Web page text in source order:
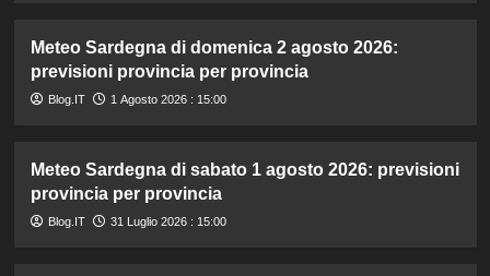
Meteo Sardegna di domenica 2 agosto 2026:
previsioni provincia per provincia
Blog.IT 1 Agosto 2026 : 15:00
Meteo Sardegna di sabato 1 agosto 2026: previsioni
provincia per provincia
Blog.IT 31 Luglio 2026 : 15:00